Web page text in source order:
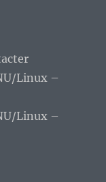
Linux –
Linux –